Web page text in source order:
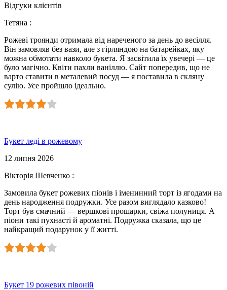
Відгуки клієнтів
Тетяна :
Рожеві троянди отримала від нареченого за день до весілля.
Він замовляв без вази, але з гірляндою на батарейках, яку
можна обмотати навколо букета. Я засвітила їх увечері — це
було магічно. Квіти пахли ваніллю. Сайт попередив, що не
варто ставити в металевий посуд — я поставила в скляну
сулію. Усе пройшло ідеально.
Букет леді в рожевому
12 липня 2026
Вікторія Шевченко :
Замовила букет рожевих піонів і іменинний торт із ягодами на
день народження подружки. Усе разом виглядало казково!
Торт був смачний — вершкові прошарки, свіжа полуниця. А
піони такі пухнасті й ароматні. Подружка сказала, що це
найкращий подарунок у її житті.
Букет 19 рожевих півоній